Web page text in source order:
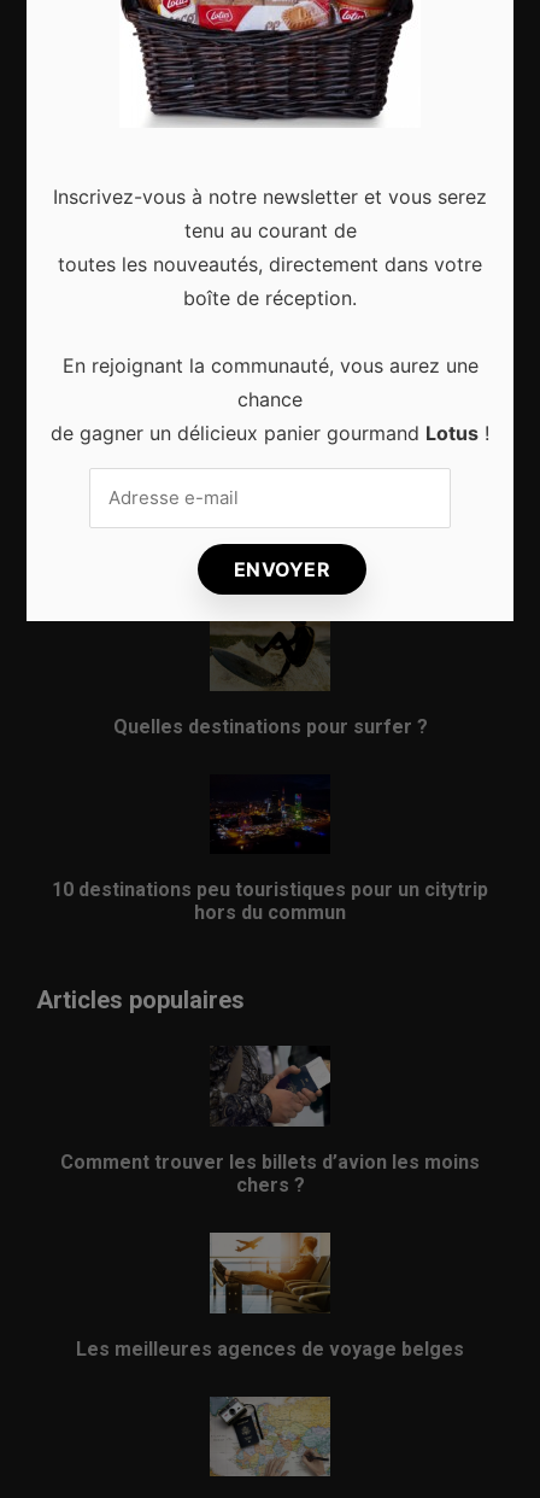
Articles récents
Gagnez le city trip de vos rêves pour Noël 2024
Sport d’hiver, cinq destinations incontournables
8 choses qui vous arrivent en prenant l’avion
Quelles destinations pour surfer ?
10 destinations peu touristiques pour un citytrip
hors du commun
Articles populaires
Comment trouver les billets d’avion les moins
chers ?
Les meilleures agences de voyage belges
Inscrivez-vous à notre newsletter et vous serez
tenu au courant de
toutes les nouveautés, directement dans votre
boîte de réception.
En rejoignant la communauté, vous aurez une
chance
de gagner un délicieux panier gourmand Lotus !